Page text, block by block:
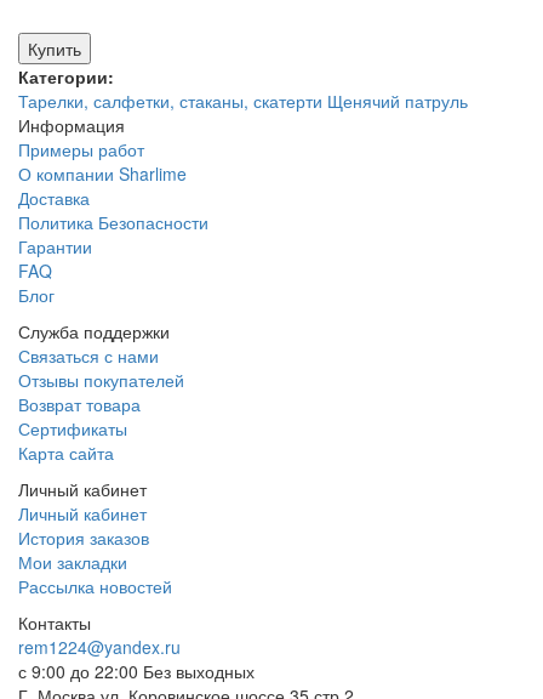
Купить
Категории:
Тарелки, салфетки, стаканы, скатерти Щенячий патруль
Информация
Примеры работ
О компании Sharlime
Доставка
Политика Безопасности
Гарантии
FAQ
Блог
Служба поддержки
Связаться с нами
Отзывы покупателей
Возврат товара
Сертификаты
Карта сайта
Личный кабинет
Личный кабинет
История заказов
Мои закладки
Рассылка новостей
Контакты
rem1224@yandex.ru
с 9:00 до 22:00 Без выходных